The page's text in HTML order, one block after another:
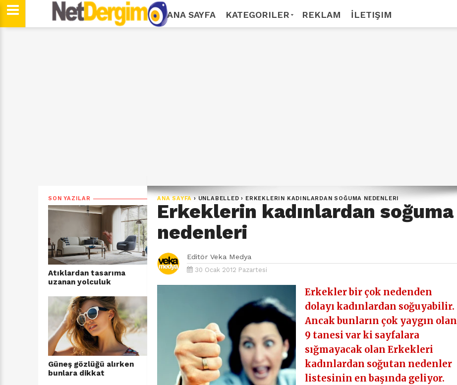
ANA SAYFA KATEGORILER REKLAM İLETIŞIM
SON YAZILAR
Atıklardan tasarıma
uzanan yolculuk
Güneş gözlüğü alırken
bunlara dikkat
ANA SAYFA › UNLABELLED › ERKEKLERIN KADINLARDAN SOĞUMA NEDENLERI
Erkeklerin kadınlardan soğuma
nedenleri
Editör Veka Medya
30 Ocak 2012 Pazartesi
Erkekler bir çok nedenden
dolayı kadınlardan soğuyabilir.
Ancak bunların çok yaygın olan
9 tanesi var ki sayfalara
sığmayacak olan Erkekleri
kadınlardan soğutan nedenler
listesinin en başında geliyor.